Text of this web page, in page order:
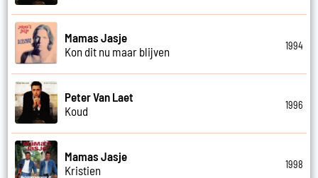
Mamas Jasje
Kon dit nu maar blijven
1994
Peter Van Laet
Koud
1996
Mamas Jasje
Kristien
1998